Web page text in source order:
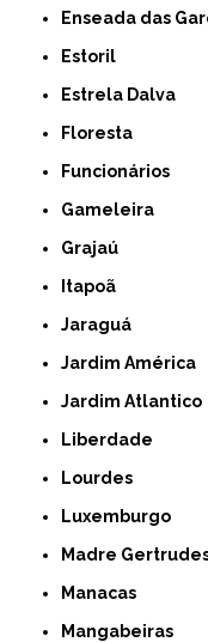
Enseada das
Estoril
Estrela Dalva
Floresta
Funcionários
Gameleira
Grajaú
Itapoã
Jaraguá
Jardim América
Jardim Atlantico
Liberdade
Lourdes
Luxemburgo
Madre
Manacas
Mangabeiras